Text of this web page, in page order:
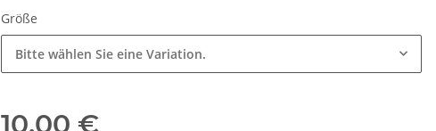
Größe
Bitte wählen Sie eine Variation.